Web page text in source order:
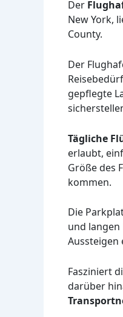
Der
New York,
County.
Der
gepflegte
Tägliche
erlaubt,
Größe des
kommen.
Die
und
Aussteigen
Fasziniert
darüber